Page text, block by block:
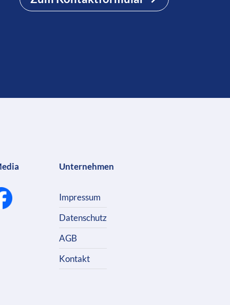
Unternehmen
Impressum
Datenschutz
AGB
Kontakt